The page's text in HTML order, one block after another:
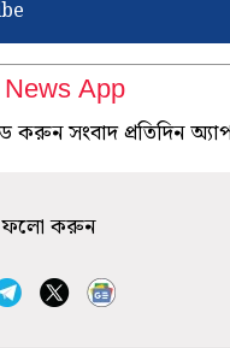
App
সংবাদ প্রতিদিন
ফলো করুন